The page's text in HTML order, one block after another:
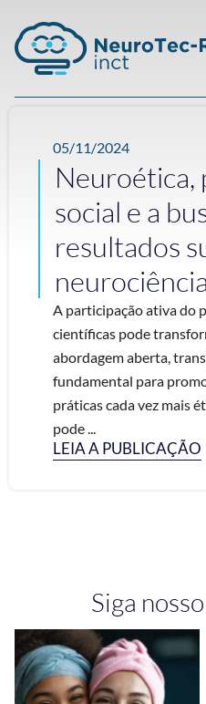
05/11/2024
Neuroética,
social e a
resultados
neurociência
A participação ativa do
científicas pode
abordagem aberta,
fundamental para
práticas cada vez mais
pode ...
LEIA A PUBLICAÇÃO
Siga